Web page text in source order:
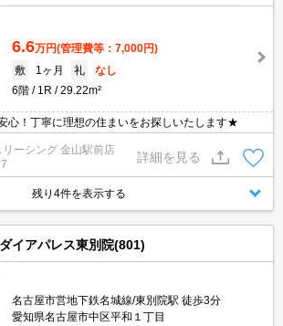
6.6万円(管理費等：7,000円)
敷
1ヶ月 礼
なし
6階
1R 29.22m²
心！丁寧に理想の住まいをお探しいたします★
ーシング 金山駅前店
詳細を見る
残り4件を表示する
イアパレス東別院(801)
名古屋市営地下鉄名城線/東別院駅 徒歩3分
愛知県名古屋市中区平和１丁目